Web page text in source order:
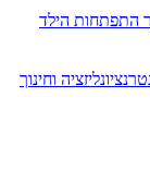
התפתחות הילד
וחינוך